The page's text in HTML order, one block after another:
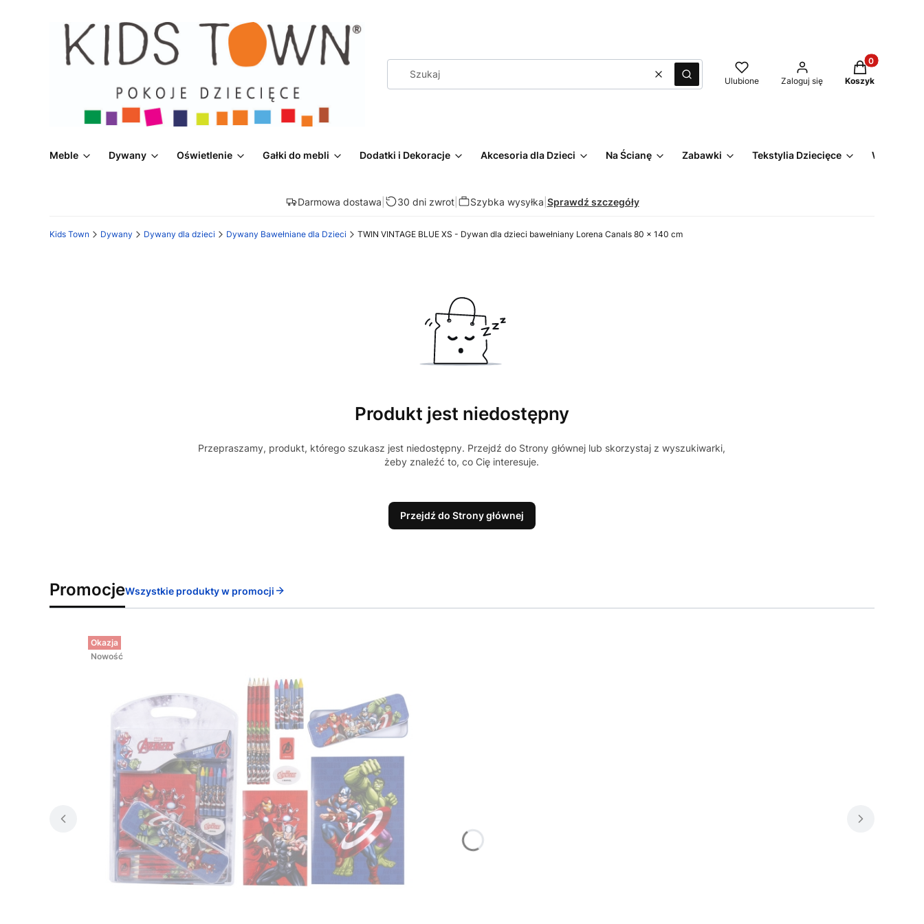
WyczyśćSzukaj Ulubione Zaloguj się
Produkty w
Koszyk
Meble Dywany Oświetlenie Gałki do mebli Dodatki i Dekoracje Akcesoria dla Dzieci Na Ścianę Zabawki Tekstylia Dziecięce
Darmowa dostawa 30 dni zwrot| Szybka wysyłka Sprawdź szczegóły
Kids Town Dywany Dywany dla dzieci Dywany Bawełniane dla Dzieci TWIN VINTAGE BLUE XS - Dywan dla dzieci bawełniany Lorena Canals 80 x 140 cm
Produkt jest niedostępny
Przepraszamy, produkt, którego szukasz jest niedostępny. Przejdź do Strony głównej lub skorzystaj z wyszukiwarki,
żeby znaleźć to, co Cię interesuje.
Przejdź do Strony głównej
PromocjeWszystkie produkty w promocji
Okazja
Nowość